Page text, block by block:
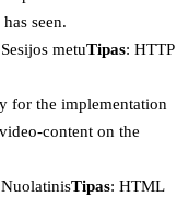
seen.
metuTipas: HTTP
for the implementation
content on the
Tipas: HTML